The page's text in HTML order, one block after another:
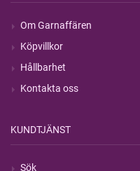
Om Garnaffären
Köpvillkor
Hållbarhet
Kontakta oss
KUNDTJÄNST
Sök